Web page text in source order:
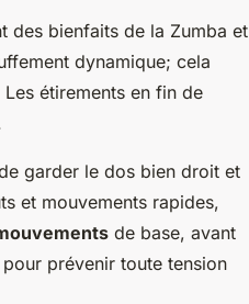
des bienfaits de la Zumba et
dynamique; cela
étirements en fin de
garder le dos bien droit et
et mouvements rapides,
de base, avant
prévenir toute tension